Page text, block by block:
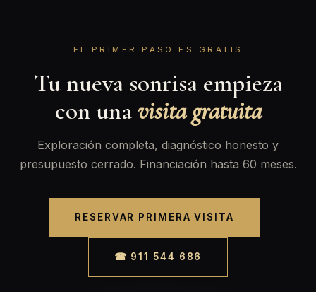
EL PRIMER PASO ES GRATIS
Tu nueva sonrisa empieza
con unavisita gratuita
Exploración completa, diagnóstico honesto y
presupuesto cerrado. Financiación hasta 60 meses.
RESERVAR PRIMERA VISITA
☎ 911 544 686